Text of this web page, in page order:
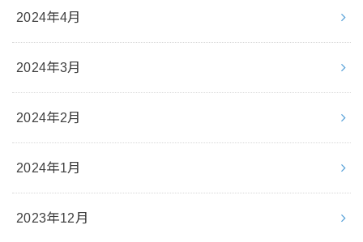
2024年4月
2024年3月
2024年2月
2024年1月
2023年12月